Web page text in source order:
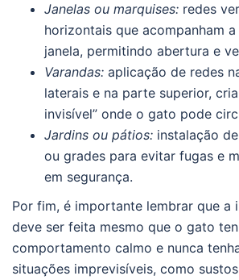
Janelas ou marquises: redes
horizontais que acompanham
janela, permitindo abertura e
Varandas: aplicação de redes
laterais e na parte superior,
invisível” onde o gato pode
Jardins ou pátios: instalação
ou grades para evitar fugas e
em segurança.
Por fim, é importante lembrar que a
deve ser feita mesmo que o gato
comportamento calmo e nunca
situações imprevisíveis, como